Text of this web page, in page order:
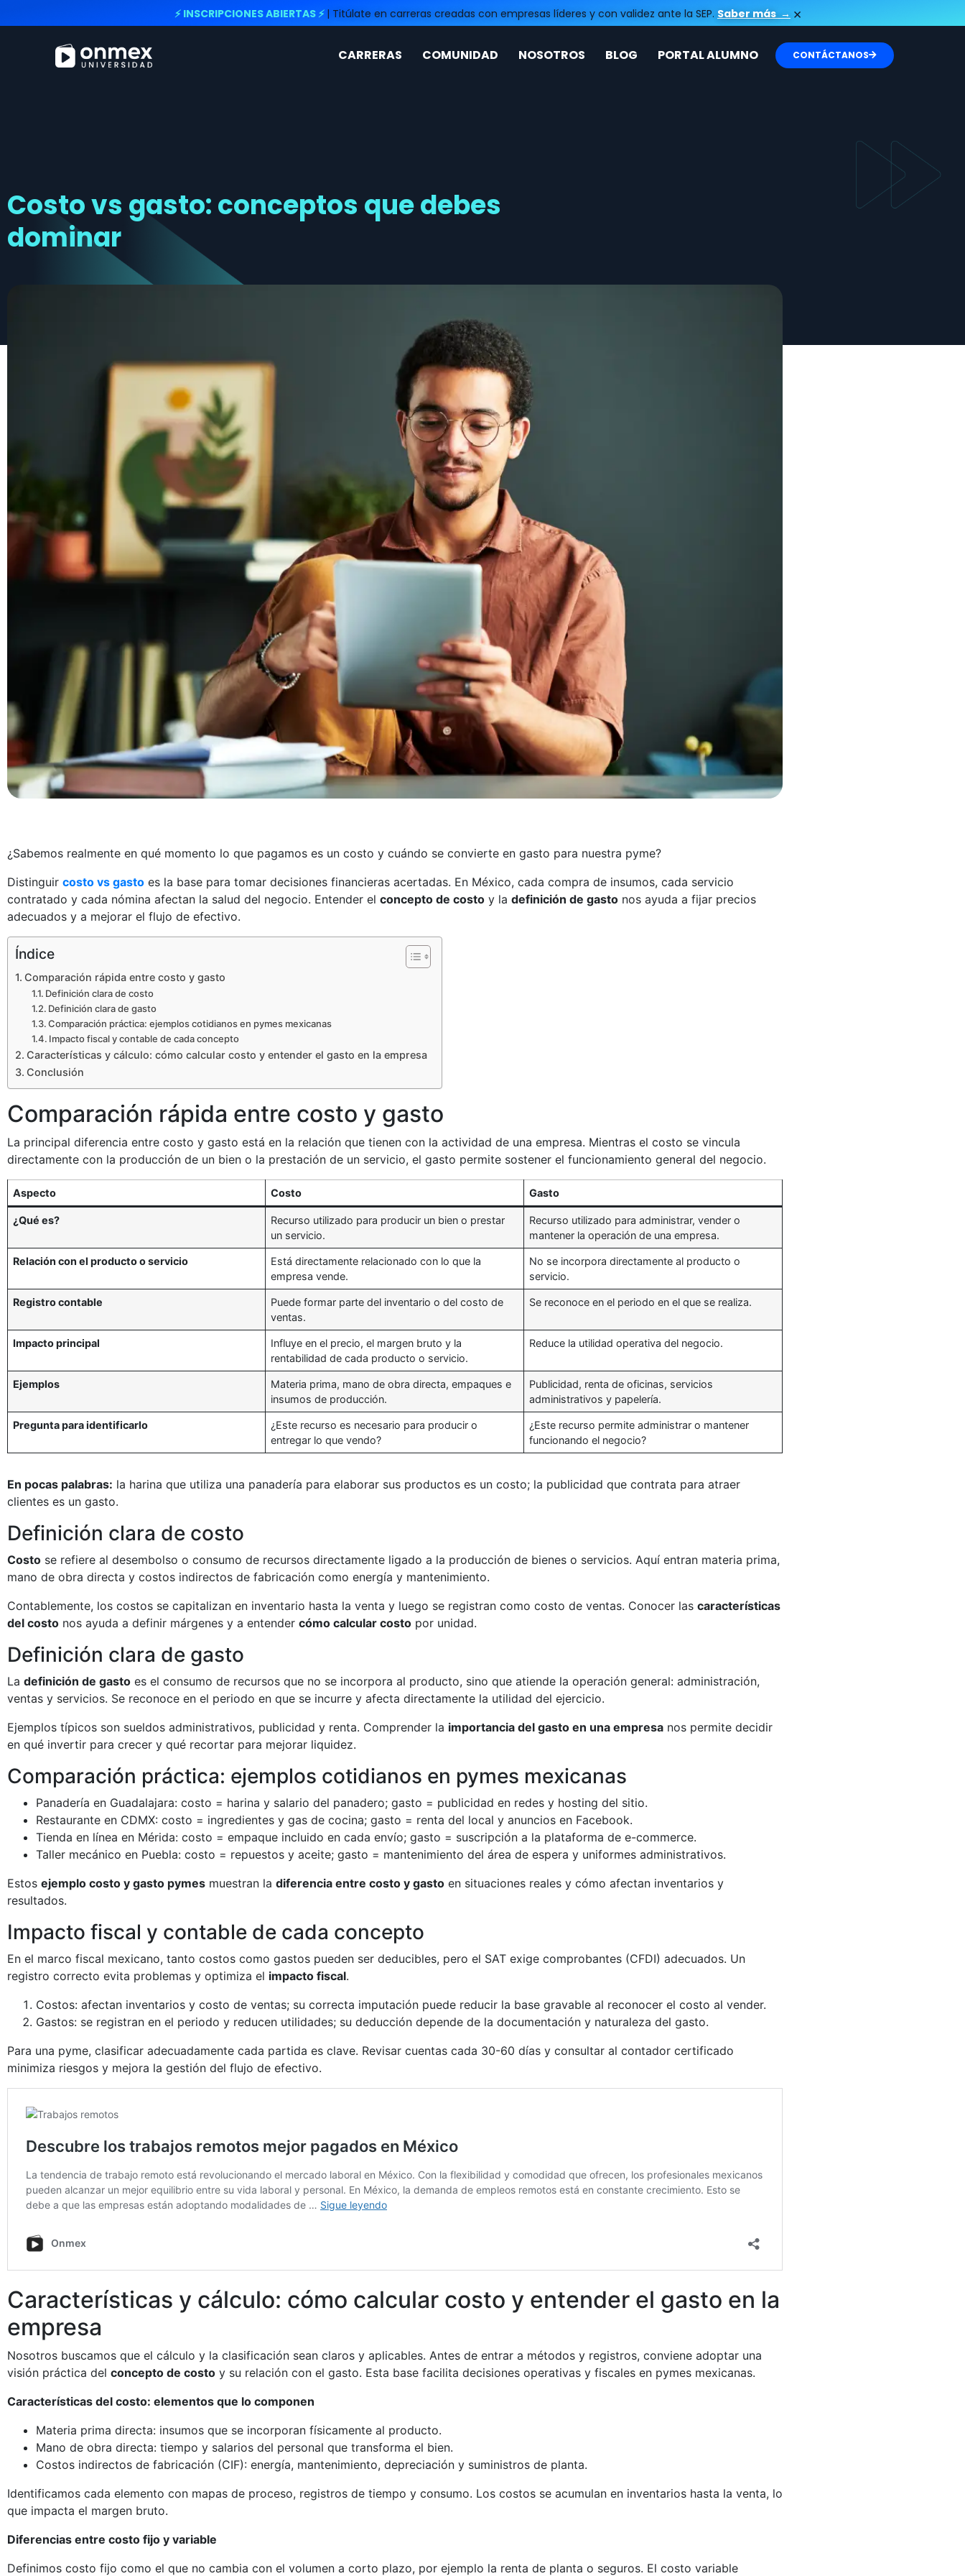
⚡ INSCRIPCIONES ABIERTAS ⚡ | Titúlate en carreras creadas con empresas líderes y con validez ante la SEP. Saber más → ×
CARRERAS COMUNIDAD NOSOTROS BLOG PORTAL ALUMNO CONTÁCTANOS
Costo vs gasto: conceptos que debes
dominar
¿Sabemos realmente en qué momento lo que pagamos es un costo y cuándo se convierte en gasto para nuestra pyme?
Distinguir costo vs gasto es la base para tomar decisiones financieras acertadas. En México, cada compra de insumos, cada servicio
contratado y cada nómina afectan la salud del negocio. Entender el concepto de costo y la definición de gasto nos ayuda a fijar precios
adecuados y a mejorar el flujo de efectivo.
Índice
Comparación rápida entre costo y gasto
Definición clara de costo
Definición clara de gasto
Comparación práctica: ejemplos cotidianos en pymes mexicanas
Impacto fiscal y contable de cada concepto
Características y cálculo: cómo calcular costo y entender el gasto en la empresa
Conclusión
Comparación rápida entre costo y gasto
La principal diferencia entre costo y gasto está en la relación que tienen con la actividad de una empresa. Mientras el costo se vincula
directamente con la producción de un bien o la prestación de un servicio, el gasto permite sostener el funcionamiento general del negocio.
Aspecto Costo Gasto
¿Qué es?
Recurso utilizado para producir un bien o prestar
un servicio.
Recurso utilizado para administrar, vender o
mantener la operación de una empresa.
Relación con el producto o servicio
Está directamente relacionado con lo que la
empresa vende.
No se incorpora directamente al producto o
servicio.
Registro contable
Puede formar parte del inventario o del costo de
ventas.
Se reconoce en el periodo en el que se realiza.
Impacto principal
Influye en el precio, el margen bruto y la
rentabilidad de cada producto o servicio.
Reduce la utilidad operativa del negocio.
Ejemplos
Materia prima, mano de obra directa, empaques e
insumos de producción.
Publicidad, renta de oficinas, servicios
administrativos y papelería.
Pregunta para identificarlo
¿Este recurso es necesario para producir o
entregar lo que vendo?
¿Este recurso permite administrar o mantener
funcionando el negocio?
En pocas palabras: la harina que utiliza una panadería para elaborar sus productos es un costo; la publicidad que contrata para atraer
clientes es un gasto.
Definición clara de costo
Costo se refiere al desembolso o consumo de recursos directamente ligado a la producción de bienes o servicios. Aquí entran materia prima,
mano de obra directa y costos indirectos de fabricación como energía y mantenimiento.
Contablemente, los costos se capitalizan en inventario hasta la venta y luego se registran como costo de ventas. Conocer las características
del costo nos ayuda a definir márgenes y a entender cómo calcular costo por unidad.
Definición clara de gasto
La definición de gasto es el consumo de recursos que no se incorpora al producto, sino que atiende la operación general: administración,
ventas y servicios. Se reconoce en el periodo en que se incurre y afecta directamente la utilidad del ejercicio.
Ejemplos típicos son sueldos administrativos, publicidad y renta. Comprender la importancia del gasto en una empresa nos permite decidir
en qué invertir para crecer y qué recortar para mejorar liquidez.
Comparación práctica: ejemplos cotidianos en pymes mexicanas
Panadería en Guadalajara: costo = harina y salario del panadero; gasto = publicidad en redes y hosting del sitio.
Restaurante en CDMX: costo = ingredientes y gas de cocina; gasto = renta del local y anuncios en Facebook.
Tienda en línea en Mérida: costo = empaque incluido en cada envío; gasto = suscripción a la plataforma de e-commerce.
Taller mecánico en Puebla: costo = repuestos y aceite; gasto = mantenimiento del área de espera y uniformes administrativos.
Estos ejemplo costo y gasto pymes muestran la diferencia entre costo y gasto en situaciones reales y cómo afectan inventarios y
resultados.
Impacto fiscal y contable de cada concepto
En el marco fiscal mexicano, tanto costos como gastos pueden ser deducibles, pero el SAT exige comprobantes (CFDI) adecuados. Un
registro correcto evita problemas y optimiza el impacto fiscal.
Costos: afectan inventarios y costo de ventas; su correcta imputación puede reducir la base gravable al reconocer el costo al vender.
Gastos: se registran en el periodo y reducen utilidades; su deducción depende de la documentación y naturaleza del gasto.
Para una pyme, clasificar adecuadamente cada partida es clave. Revisar cuentas cada 30-60 días y consultar al contador certificado
minimiza riesgos y mejora la gestión del flujo de efectivo.
Características y cálculo: cómo calcular costo y entender el gasto en la
empresa
Nosotros buscamos que el cálculo y la clasificación sean claros y aplicables. Antes de entrar a métodos y registros, conviene adoptar una
visión práctica del concepto de costo y su relación con el gasto. Esta base facilita decisiones operativas y fiscales en pymes mexicanas.
Características del costo: elementos que lo componen
Materia prima directa: insumos que se incorporan físicamente al producto.
Mano de obra directa: tiempo y salarios del personal que transforma el bien.
Costos indirectos de fabricación (CIF): energía, mantenimiento, depreciación y suministros de planta.
Identificamos cada elemento con mapas de proceso, registros de tiempo y consumo. Los costos se acumulan en inventarios hasta la venta, lo
que impacta el margen bruto.
Diferencias entre costo fijo y variable
Definimos costo fijo como el que no cambia con el volumen a corto plazo, por ejemplo la renta de planta o seguros. El costo variable